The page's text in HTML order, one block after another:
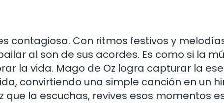
contagiosa. Con ritmos festivos y
al son de sus acordes. Es como si la
la vida. Mago de Oz logra capturar la
convirtiendo una simple canción en un
que la escuchas, revives esos momentos